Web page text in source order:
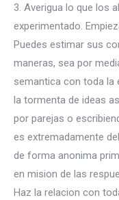
3. Averigua lo que los
experimentado.
Puedes estimar sus
maneras, sea por
semantica con toda la
la tormenta de ideas
por parejas o
es extremadamente
de forma anonima
en mision de las
Haz la relacion con